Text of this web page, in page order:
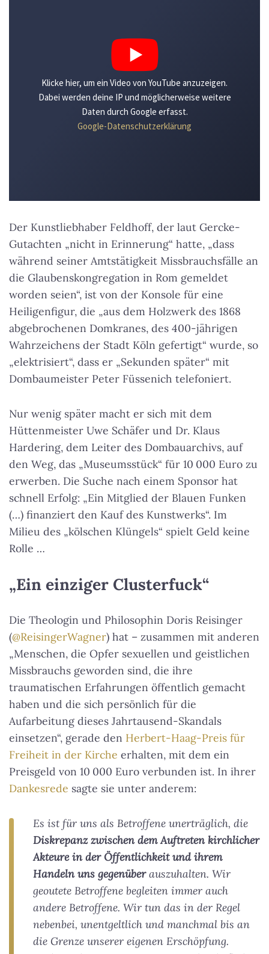
Klicke hier, um ein Video von YouTube anzuzeigen.
Dabei werden deine IP und möglicherweise weitere
Daten durch Google erfasst.
Google-Datenschutzerklärung
Der Kunstliebhaber Feldhoff, der laut Gercke-
Gutachten „nicht in Erinnerung“ hatte, „dass
während seiner Amtstätigkeit Missbrauchsfälle an
die Glaubenskongregation in Rom gemeldet
worden seien“, ist von der Konsole für eine
Heiligenfigur, die „aus dem Holzwerk des 1868
abgebrochenen Domkranes, des 400-jährigen
Wahrzeichens der Stadt Köln gefertigt“ wurde, so
„elektrisiert“, dass er „Sekunden später“ mit
Dombaumeister Peter Füssenich telefoniert.
Nur wenig später macht er sich mit dem
Hüttenmeister Uwe Schäfer und Dr. Klaus
Hardering, dem Leiter des Dombauarchivs, auf
den Weg, das „Museumsstück“ für 10 000 Euro zu
erwerben. Die Suche nach einem Sponsor hat
schnell Erfolg: „Ein Mitglied der Blauen Funken
(…) finanziert den Kauf des Kunstwerks“. Im
Milieu des „kölschen Klüngels“ spielt Geld keine
Rolle …
„Ein einziger Clusterfuck“
Die Theologin und Philosophin Doris Reisinger
(@ReisingerWagner) hat – zusammen mit anderen
„Menschen, die Opfer sexuellen und geistlichen
Missbrauchs geworden sind, die ihre
traumatischen Erfahrungen öffentlich gemacht
haben und die sich persönlich für die
Aufarbeitung dieses Jahrtausend-Skandals
einsetzen“, gerade den Herbert-Haag-Preis für
Freiheit in der Kirche erhalten, mit dem ein
Preisgeld von 10 000 Euro verbunden ist. In ihrer
Dankesrede sagte sie unter anderem:
Es ist für uns als Betroffene unerträglich, die
Diskrepanz zwischen dem Auftreten kirchlicher
Akteure in der Öffentlichkeit und ihrem
Handeln uns gegenüberauszuhalten. Wir
geoutete Betroffene begleiten immer auch
andere Betroffene. Wir tun das in der Regel
nebenbei, unentgeltlich und manchmal bis an
die Grenze unserer eigenen Erschöpfung.